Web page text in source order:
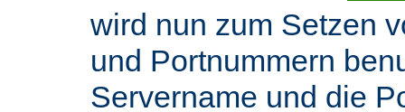
wird nun zum Setzen
und Portnummern
Servername und die